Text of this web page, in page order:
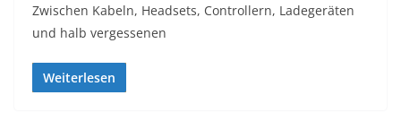
Zwischen Kabeln, Headsets, Controllern, Ladegeräten
und halb vergessenen
Weiterlesen